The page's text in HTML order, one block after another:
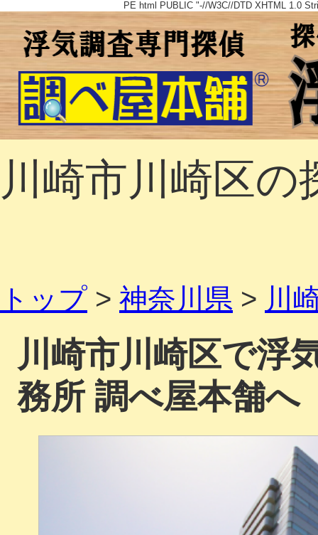
PE html PUBLIC "-//W3C//DTD XHTML 1.0
川崎市川崎区の
トップ > 神奈川県 > 川
川崎市川崎区で浮
務所 調べ屋本舗へ